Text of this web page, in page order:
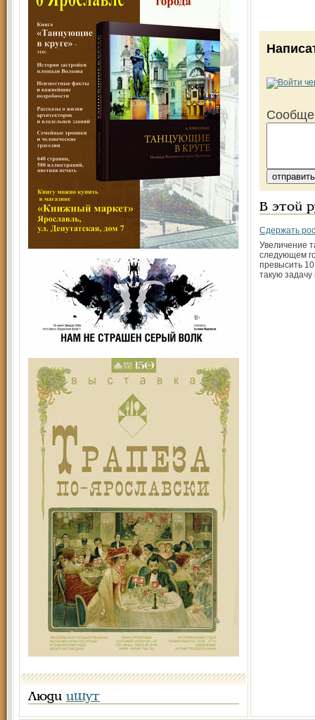
Люди ищут
В этой
Сдержать
Увеличение
следующем
превысить
такую задачу